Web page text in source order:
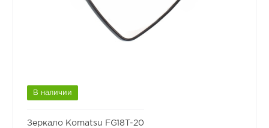
В наличии
Зеркало Komatsu FG18T-20